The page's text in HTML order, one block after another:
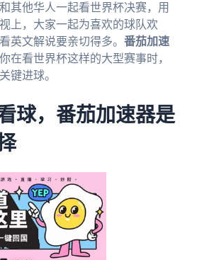
其他华人一起看世界杯决赛，用
上，大家一起为喜欢的球队欢
英文解说要亲切得多。 番茄加速
在看世界杯这样的大型赛事时，
键进球。
球，番茄加速器是